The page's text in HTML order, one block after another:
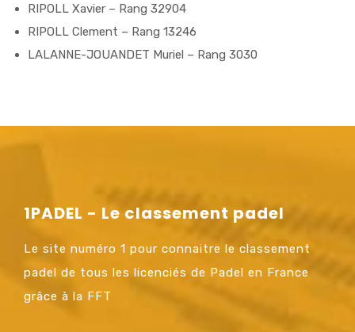
RIPOLL Xavier – Rang 32904
RIPOLL Clement – Rang 13246
LALANNE-JOUANDET Muriel – Rang 3030
1PADEL - Le classement padel
Le site numéro 1 pour connaitre le classement
padel de tous les licenciés de Padel en France
grâce à la FFT